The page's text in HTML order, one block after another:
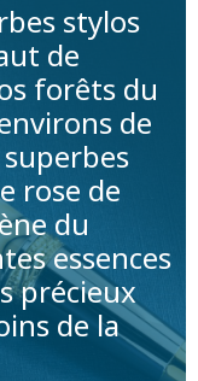
stylos
de
forêts du
de
rose de
du
essences
précieux
de la